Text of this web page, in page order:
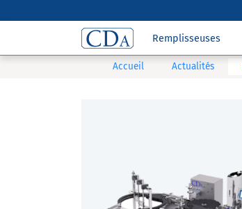
Remplisseuses
Accueil Actualités